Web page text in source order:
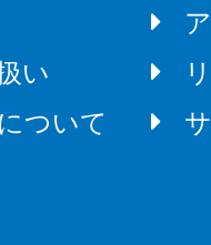
い
ついて